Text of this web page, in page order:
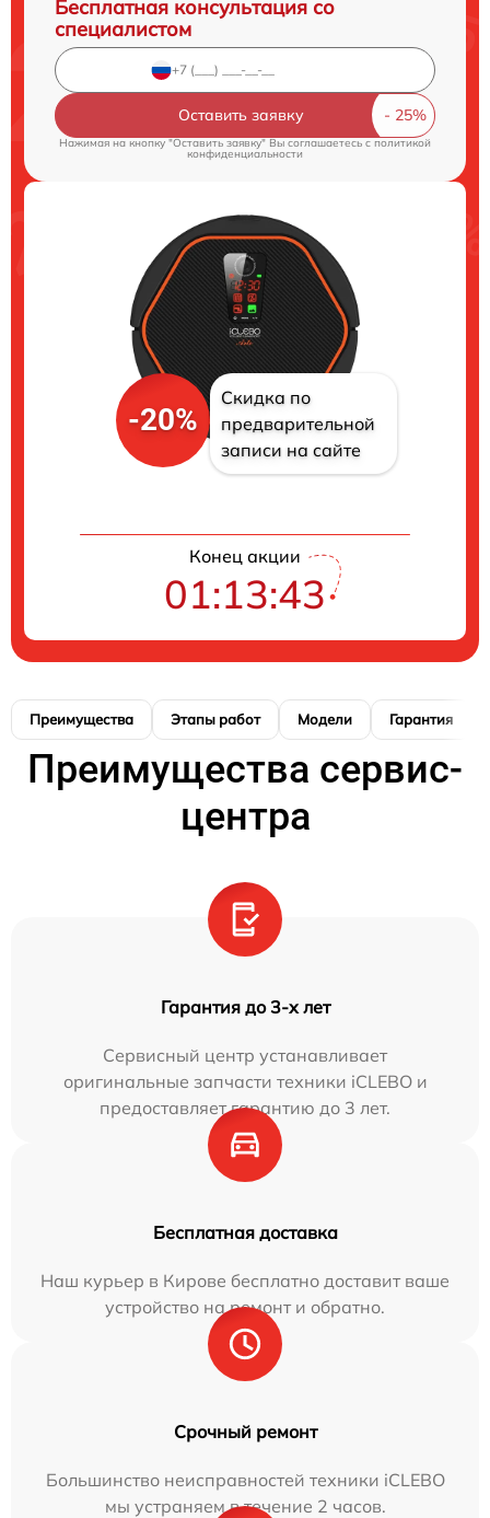
Бесплатная консультация со
специалистом
Оставить заявку
Нажимая на кнопку "Оставить заявку" Вы соглашаетесь cполитикой
конфиденциальности
-20%
Скидка по
предварительной
записи на сайте
Конец акции
01:13:43
Преимущества Этапы работ Модели Гарантия
Преимущества сервис-
центра
Гарантия до 3-х лет
Сервисный центр устанавливает
оригинальные запчасти техники iCLEBO и
предоставляет гарантию до 3 лет.
Бесплатная доставка
Наш курьер в Кирове бесплатно доставит ваше
устройство на ремонт и обратно.
Срочный ремонт
Большинство неисправностей техники iCLEBO
мы устраняем в течение 2 часов.